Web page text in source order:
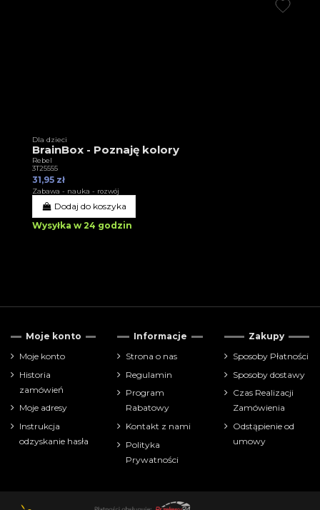
Dla dzieci
BrainBox - Poznaję kolory
Rebel
3T25555
31,95 zł
Zabawa - nauka - rozwój
Dodaj do koszyka
Wysyłka w 24 godzin
Moje konto
Moje konto
Historia
zamówień
Moje adresy
Instrukcja
odzyskanie hasła
Informacje
Strona o nas
Regulamin
Program
Rabatowy
Kontakt z nami
Polityka
Prywatności
Zakupy
Sposoby Płatności
Sposoby dostawy
Czas Realizacji
Zamówienia
Odstąpienie od
umowy